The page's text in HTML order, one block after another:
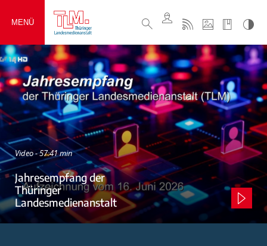
MENÜ
Video - 57:41 min
Jahresempfang der
Thüringer
Landesmedienanstalt